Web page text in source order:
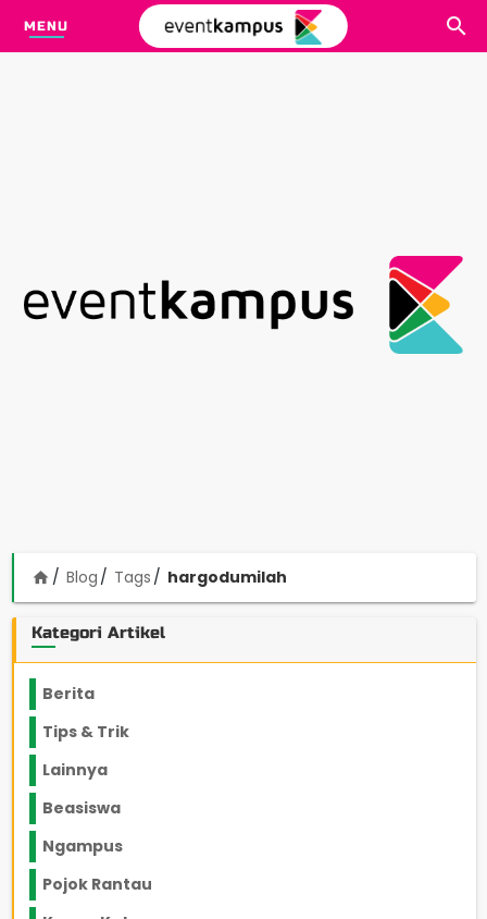
MENU
home Blog Tags hargodumilah
Kategori Artikel
Berita
Tips & Trik
Lainnya
Beasiswa
Ngampus
Pojok Rantau